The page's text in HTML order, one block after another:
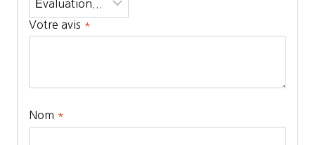
Votre avis *
Nom *